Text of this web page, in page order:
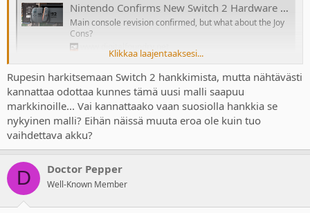
Nintendo Confirms New Switch 2 Hardware With Replaceable Battery
Main console revision confirmed, but what about the Joy
Cons?
www.digitalfoundry.net
Klikkaa laajentaaksesi...
Rupesin harkitsemaan Switch 2 hankkimista, mutta nähtävästi
kannattaa odottaa kunnes tämä uusi malli saapuu
markkinoille... Vai kannattaako vaan suosiolla hankkia se
nykyinen malli? Eihän näissä muuta eroa ole kuin tuo
vaihdettava akku?
D Doctor Pepper
Well-Known Member